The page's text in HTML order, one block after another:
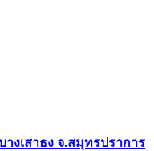
งเสาธง จ.สมุทรปราการ